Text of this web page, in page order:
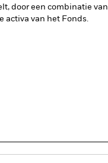
door een combinatie van
activa van het Fonds.